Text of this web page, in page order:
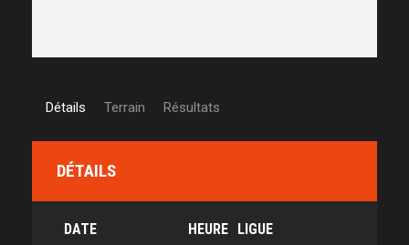
Détails Terrain Résultats
DÉTAILS
DATE HEURE LIGUE